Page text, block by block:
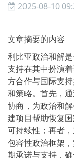
2025-08-10
文章摘要的内容
利比亚政治和解
支持在其中扮演
方合作与国际支
和策略。首先，
协商，为政治和
建项目帮助恢复
可持续性；再者
包容性政治框架
期承诺与支持，